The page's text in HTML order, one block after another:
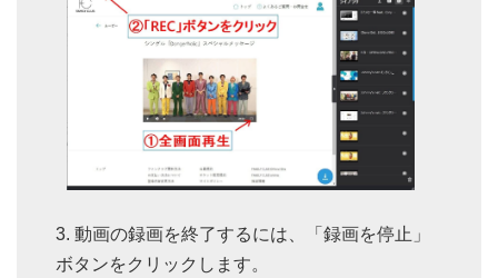
動画の録画を終了するには、「録画を停止」
ボタンをクリックします。